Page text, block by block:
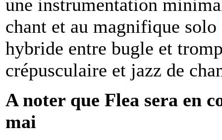
une instrumentation
chant et au magnifique
hybride entre bugle et
crépusculaire et jazz de
A noter que Flea sera en
mai